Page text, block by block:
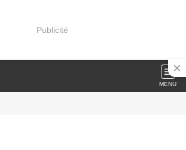
Publicité
MENU